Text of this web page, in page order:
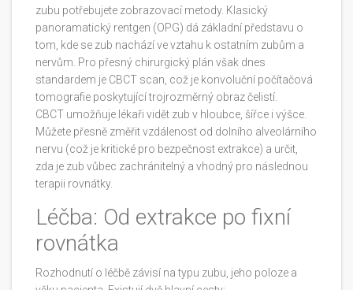
zubu potřebujete zobrazovací metody. Klasický
panoramatický rentgen (OPG) dá základní představu o
tom, kde se zub nachází ve vztahu k ostatním zubům a
nervům. Pro přesný chirurgický plán však dnes
standardem je CBCT scan , což je konvoluční počítačová
tomografie poskytující trojrozměrný obraz čelistí
CBCT umožňuje lékaři vidět zub v hloubce, šířce i výšce.
Můžete přesně změřit vzdálenost od dolního alveolárního
nervu (což je kritické pro bezpečnost extrakce) a určit,
zda je zub vůbec zachránitelný a vhodný pro následnou
terapii rovnátky.
Léčba: Od extrakce po fixní
rovnátka
Rozhodnutí o léčbě závisí na typu zubu, jeho poloze a